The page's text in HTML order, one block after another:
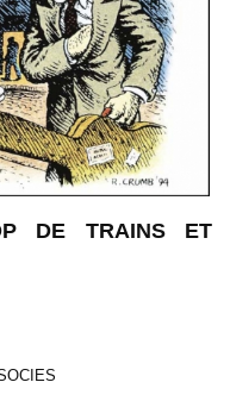
DE TRAINS ET